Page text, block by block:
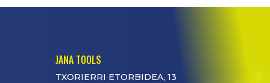
JANA TOOLS
TXORIERRI ETORBIDEA, 13